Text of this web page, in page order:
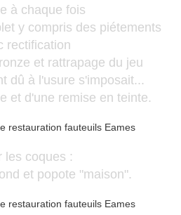
à chaque fois
y compris des piétements
rectification
et rattrapage du jeu
dû à l'usure s'imposait...
et d'une remise en teinte.
les coques :
et popote "maison".